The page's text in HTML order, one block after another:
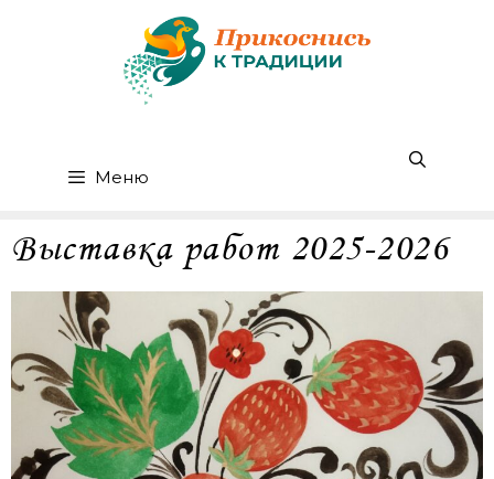
Меню
Выставка работ 2025-2026